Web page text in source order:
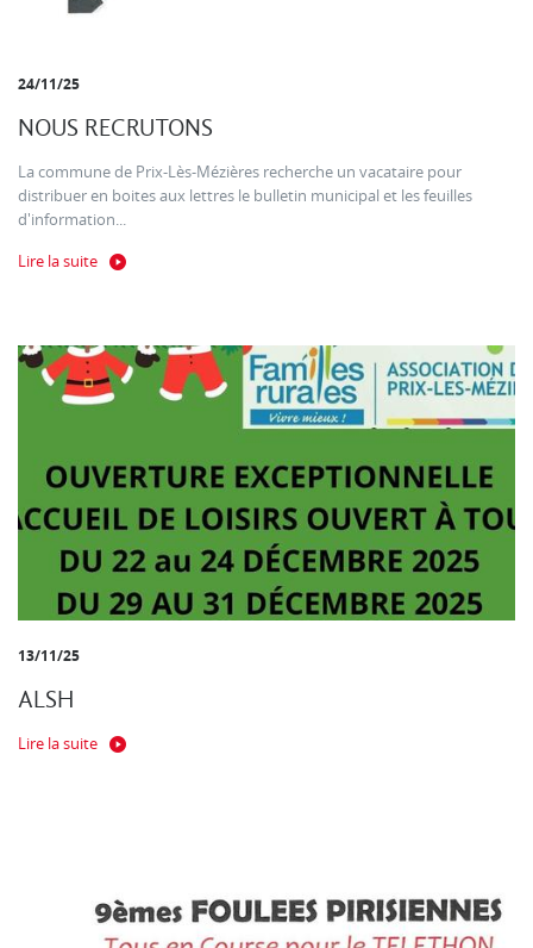
24/11/25
NOUS RECRUTONS
La commune de Prix-Lès-Mézières recherche un vacataire pour
distribuer en boites aux lettres le bulletin municipal et les feuilles
d'information...
Lire la suite
13/11/25
ALSH
Lire la suite